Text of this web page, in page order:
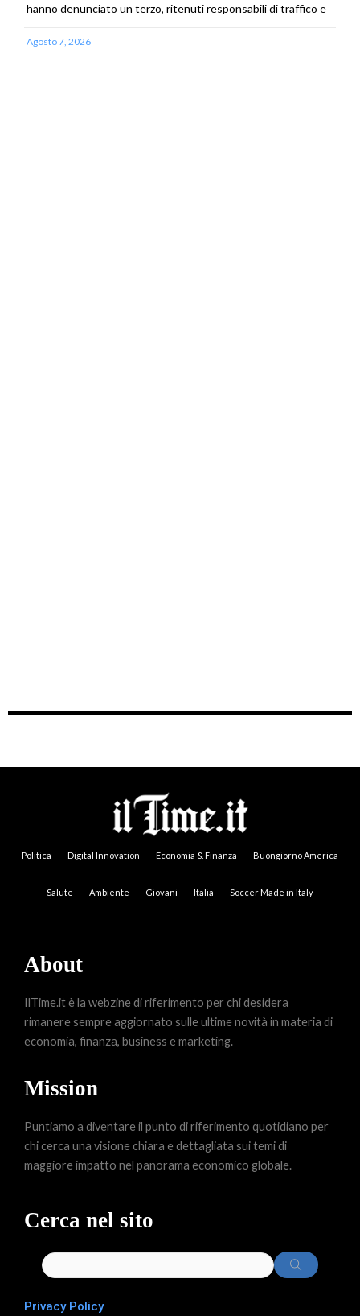
hanno denunciato un terzo, ritenuti responsabili di traffico e
Agosto 7, 2026
Politica Digital Innovation Economia & Finanza Buongiorno America
Salute Ambiente Giovani Italia Soccer Made in Italy
About
IlTime.it è la webzine di riferimento per chi desidera
rimanere sempre aggiornato sulle ultime novità in materia di
economia, finanza, business e marketing.
Mission
Puntiamo a diventare il punto di riferimento quotidiano per
chi cerca una visione chiara e dettagliata sui temi di
maggiore impatto nel panorama economico globale.
Cerca nel sito
Privacy Policy